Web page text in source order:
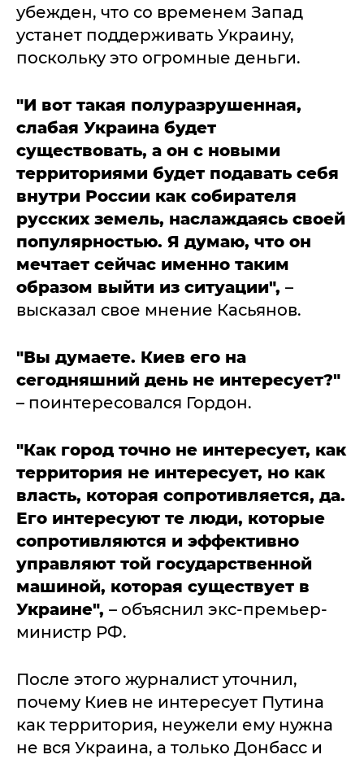
убежден, что со временем Запад
устанет поддерживать Украину,
поскольку это огромные деньги.
"И вот такая полуразрушенная,
слабая Украина будет
существовать, а он с новыми
территориями будет подавать себя
внутри России как собирателя
русских земель, наслаждаясь своей
популярностью. Я думаю, что он
мечтает сейчас именно таким
образом выйти из ситуации", –
высказал свое мнение Касьянов.
"Вы думаете. Киев его на
сегодняшний день не интересует?"
– поинтересовался Гордон.
"Как город точно не интересует, как
территория не интересует, но как
власть, которая сопротивляется, да.
Его интересуют те люди, которые
сопротивляются и эффективно
управляют той государственной
машиной, которая существует в
Украине", – объяснил экс-премьер-
министр РФ.
После этого журналист уточнил,
почему Киев не интересует Путина
как территория, неужели ему нужна
не вся Украина, а только Донбасс и